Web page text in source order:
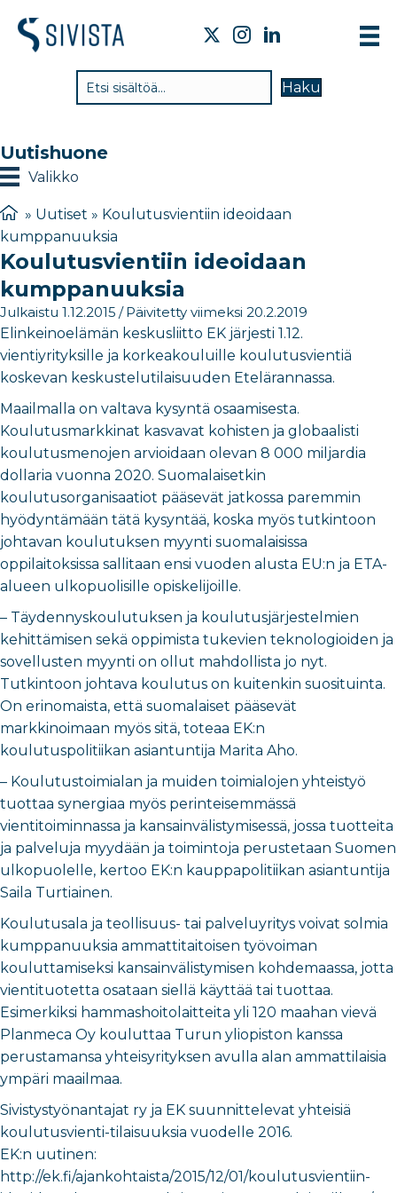
Haku
Uutishuone
Valikko
» Uutiset » Koulutusvientiin ideoidaan
kumppanuuksia
Koulutusvientiin ideoidaan
kumppanuuksia
Julkaistu 1.12.2015 / Päivitetty viimeksi 20.2.2019
Elinkeinoelämän keskusliitto EK järjesti 1.12.
vientiyrityksille ja korkeakouluille koulutusvientiä
koskevan keskustelutilaisuuden Etelärannassa.
Maailmalla on valtava kysyntä osaamisesta.
Koulutusmarkkinat kasvavat kohisten ja globaalisti
koulutusmenojen arvioidaan olevan 8 000 miljardia
dollaria vuonna 2020. Suomalaisetkin
koulutusorganisaatiot pääsevät jatkossa paremmin
hyödyntämään tätä kysyntää, koska myös tutkintoon
johtavan koulutuksen myynti suomalaisissa
oppilaitoksissa sallitaan ensi vuoden alusta EU:n ja ETA-
alueen ulkopuolisille opiskelijoille.
– Täydennyskoulutuksen ja koulutusjärjestelmien
kehittämisen sekä oppimista tukevien teknologioiden ja
sovellusten myynti on ollut mahdollista jo nyt.
Tutkintoon johtava koulutus on kuitenkin suosituinta.
On erinomaista, että suomalaiset pääsevät
markkinoimaan myös sitä, toteaa EK:n
koulutuspolitiikan asiantuntija Marita Aho.
– Koulutustoimialan ja muiden toimialojen yhteistyö
tuottaa synergiaa myös perinteisemmässä
vientitoiminnassa ja kansainvälistymisessä, jossa tuotteita
ja palveluja myydään ja toimintoja perustetaan Suomen
ulkopuolelle, kertoo EK:n kauppapolitiikan asiantuntija
Saila Turtiainen.
Koulutusala ja teollisuus- tai palveluyritys voivat solmia
kumppanuuksia ammattitaitoisen työvoiman
kouluttamiseksi kansainvälistymisen kohdemaassa, jotta
vientituotetta osataan siellä käyttää tai tuottaa.
Esimerkiksi hammashoitolaitteita yli 120 maahan vievä
Planmeca Oy kouluttaa Turun yliopiston kanssa
perustamansa yhteisyrityksen avulla alan ammattilaisia
ympäri maailmaa.
Sivistystyönantajat ry ja EK suunnittelevat yhteisiä
koulutusvienti-tilaisuuksia vuodelle 2016.
EK:n uutinen:
http://ek.fi/ajankohtaista/2015/12/01/koulutusvientiin-